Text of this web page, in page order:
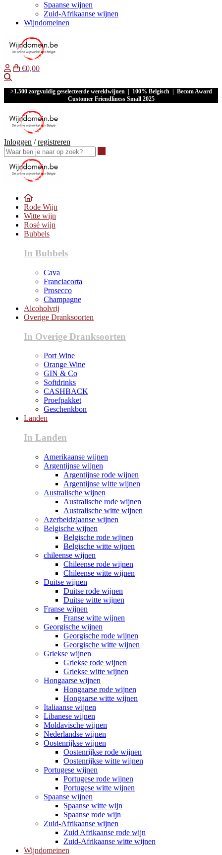
Spaanse wijnen
Zuid-Afrikaanse wijnen
Wijndomeinen
€0,00
>1.500 zorgvuldig geselecteerde wereldwijnen | 100% Belgisch | Becom Award
Customer Friendliness Small 2025
Inloggen /registreren
Rode Wijn
Witte wijn
Rosé wijn
Bubbels
In Bubbels
Cava
Franciacorta
Prosecco
Champagne
Alcoholvrij
Overige Dranksoorten
In Overige Dranksoorten
Port Wine
Orange Wine
GIN & Co
Softdrinks
CASHBACK
Proefpakket
Geschenkbon
Landen
In Landen
Amerikaanse wijnen
Argentijnse wijnen
Argentijnse rode wijnen
Argentijnse witte wijnen
Australische wijnen
Australische rode wijnen
Australische witte wijnen
Azerbeidzjaanse wijnen
Belgische wijnen
Belgische rode wijnen
Belgische witte wijnen
chileense wijnen
Chileense rode wijnen
Chileense witte wijnen
Duitse wijnen
Duitse rode wijnen
Duitse witte wijnen
Franse wijnen
Franse witte wijnen
Georgische wijnen
Georgische rode wijnen
Georgische witte wijnen
Griekse wijnen
Griekse rode wijnen
Griekse witte wijnen
Hongaarse wijnen
Hongaarse rode wijnen
Hongaarse witte wijnen
Italiaanse wijnen
Libanese wijnen
Moldavische wijnen
Nederlandse wijnen
Oostenrijkse wijnen
Oostenrijkse rode wijnen
Oostenrijkse witte wijnen
Portugese wijnen
Portugese rode wijnen
Portugese witte wijnen
Spaanse wijnen
Spaanse witte wijn
Spaanse rode wijn
Zuid-Afrikaanse wijnen
Zuid Afrikaanse rode wijn
Zuid-Afrikaanse witte wijnen
Wijndomeinen